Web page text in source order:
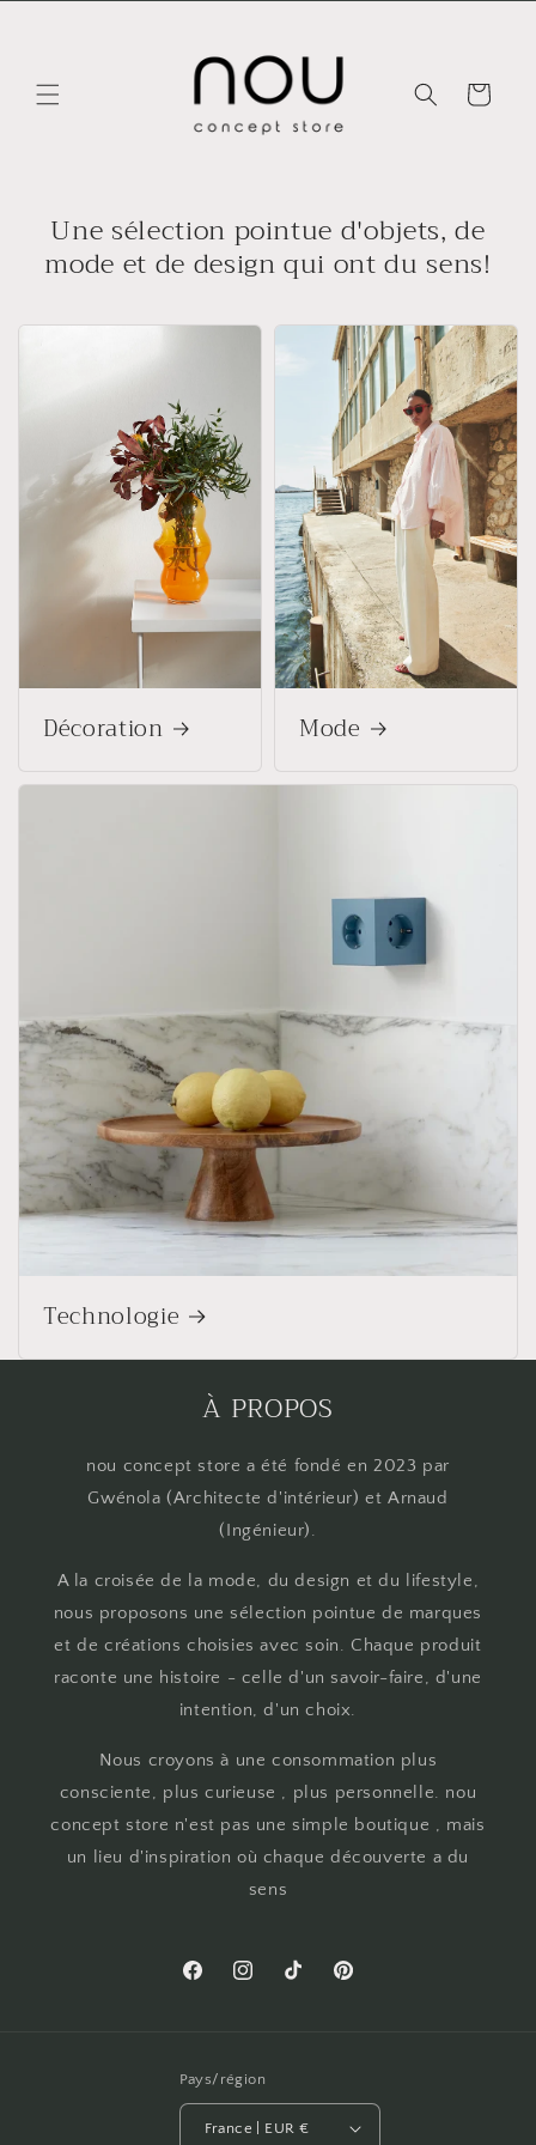
et
Panier
Une sélection pointue d'objets, de
mode et de design qui ont du sens!
Décoration Mode
Technologie
À PROPOS
nou concept store a été fondé en 2023 par
Gwénola (Architecte d'intérieur) et Arnaud
(Ingénieur).
A la croisée de la mode, du design et du lifestyle,
nous proposons une sélection pointue de marques
et de créations choisies avec soin. Chaque produit
raconte une histoire - celle d'un savoir-faire, d'une
intention, d'un choix.
Nous croyons à une consommation plus
consciente, plus curieuse , plus personnelle. nou
concept store n'est pas une simple boutique , mais
un lieu d'inspiration où chaque découverte a du
sens
FacebookInstagramTikTok Pinterest
Pays/région
France | EUR €